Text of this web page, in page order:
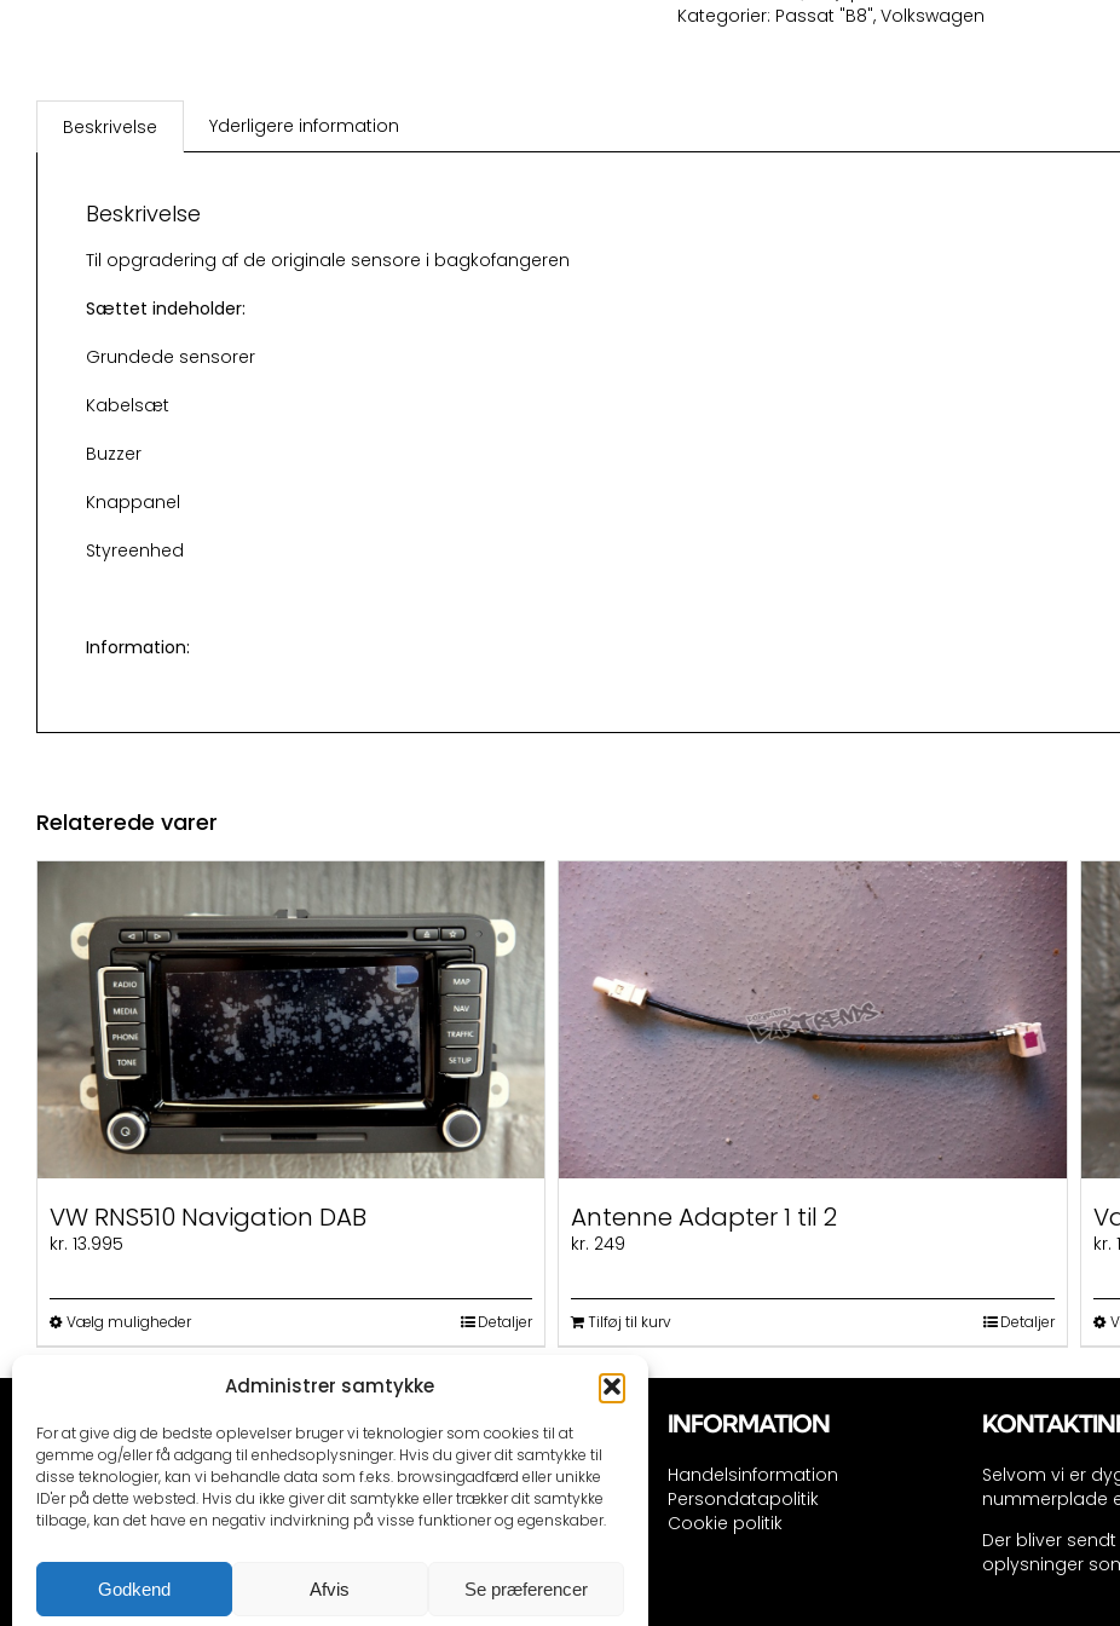
Administrer samtykke
For at give dig de bedste oplevelser bruger vi teknologier som cookies til at
gemme og/eller få adgang til enhedsoplysninger. Hvis du giver dit samtykke til
disse teknologier, kan vi behandle data som f.eks. browsingadfærd eller unikke
ID'er på dette websted. Hvis du ikke giver dit samtykke eller trækker dit samtykke
tilbage, kan det have en negativ indvirkning på visse funktioner og egenskaber.
Godkend Afvis Se præferencer
Kategorier: Passat "B8", Volkswagen
Beskrivelse Yderligere information
Beskrivelse
Til opgradering af de originale sensore i bagkofangeren
Sættet indeholder:
Grundede sensorer
Kabelsæt
Buzzer
Knappanel
Styreenhed
Information:
Relaterede varer
VW RNS510 Navigation DAB
kr. 13.995
Vælg mulighederDette
vare
flere
Mulighederne
kan
vælges
på
Detaljer
Antenne Adapter 1 til 2
kr. 249
Tilføj til kurv Detaljer
kr.
CARTRENDS
Cartrends ApS
2610 Rødovre
Cvr: DK34730334
KONTAKT
Mail: info@cartrends.dk
Man – fre 09.00-16.00
INFORMATION
Handelsinformation
Persondatapolitik
Cookie politik
Selvom vi er
nummerplade
Der bliver
oplysninger